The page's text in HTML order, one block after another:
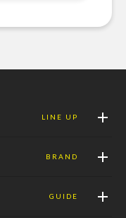
LINE UP
BRAND
GUIDE